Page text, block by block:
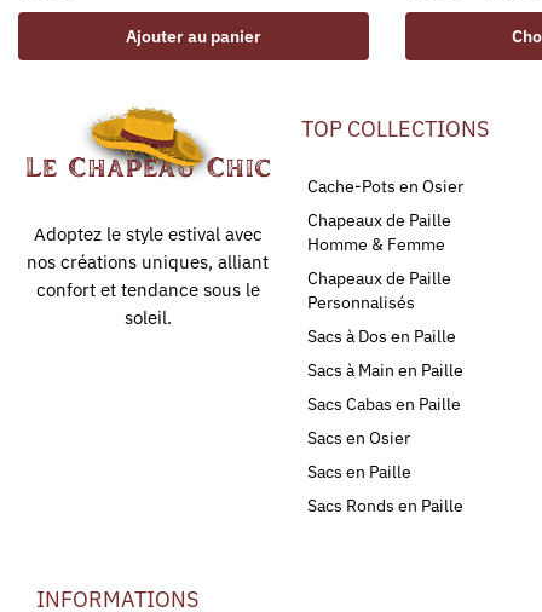
Ajouter au panier
Adoptez le style estival avec
nos créations uniques, alliant
confort et tendance sous le
soleil.
TOP COLLECTIONS
Cache-Pots en Osier
Chapeaux de Paille
Homme & Femme
Chapeaux de Paille
Personnalisés
Sacs à Dos en Paille
Sacs à Main en Paille
Sacs Cabas en Paille
Sacs en Osier
Sacs en Paille
Sacs Ronds en Paille
INFORMATIONS